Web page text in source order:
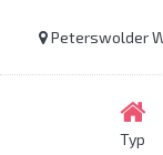
Peterswolder
Typ